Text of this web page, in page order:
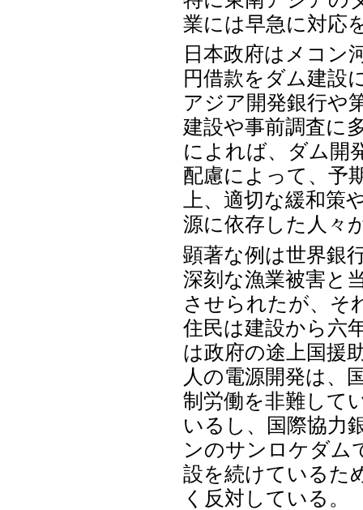
業には早急に対応
日本政府はメコン
円借款をダム建設
アジア開発銀行や
建設や事前調査に
によれば、ダム開
配慮によって、予
上、適切な緩和
源に依存した人々
顕著な例は世界銀
深刻な漁業被害と
させられたが、そ
住民は建設から六
は政府の途上国援
人の電源開発は、
制労働を非難して
いるし、国際協力
ンのサンロケダム
設を続けているた
く反対している。